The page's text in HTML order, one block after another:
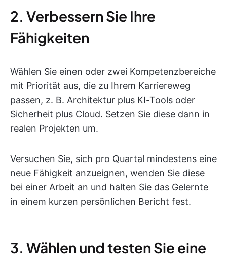
2. Verbessern Sie Ihre
Fähigkeiten
Wählen Sie einen oder zwei Kompetenzbereiche
mit Priorität aus, die zu Ihrem Karriereweg
passen, z. B. Architektur plus KI-Tools oder
Sicherheit plus Cloud. Setzen Sie diese dann in
realen Projekten um.
Versuchen Sie, sich pro Quartal mindestens eine
neue Fähigkeit anzueignen, wenden Sie diese
bei einer Arbeit an und halten Sie das Gelernte
in einem kurzen persönlichen Bericht fest.
3. Wählen und testen Sie eine